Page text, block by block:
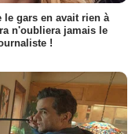
gars en avait rien à
n'oubliera jamais le
!